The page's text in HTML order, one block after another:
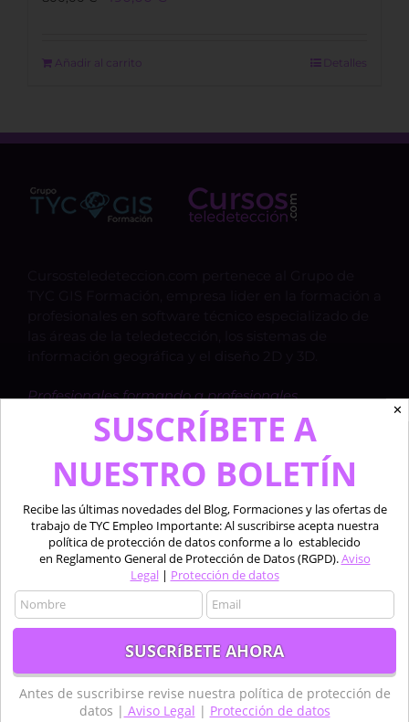
800,00 €.
Añadir al carrito Detalles
Profesionales formando a profesionales.
TYC GIS ESPAÑA – MADRID
Calle Bravo Murillo 50, 1ºC,
28003, MADRID
Teléfono:+34 910 325 482
+34 635 619 882
✕
SUSCRÍBETE A
NUESTRO BOLETÍN
Recibe las últimas novedades del Blog, Formaciones y las ofertas de
trabajo de TYC Empleo Importante: Al suscribirse acepta nuestra
política de protección de datos conforme a lo establecido
en Reglamento General de Protección de Datos (RGPD).Aviso
Legal| Protección de datos
Antes de suscribirse revise nuestra política de protección de
datos | Aviso Legal | Protección de datos